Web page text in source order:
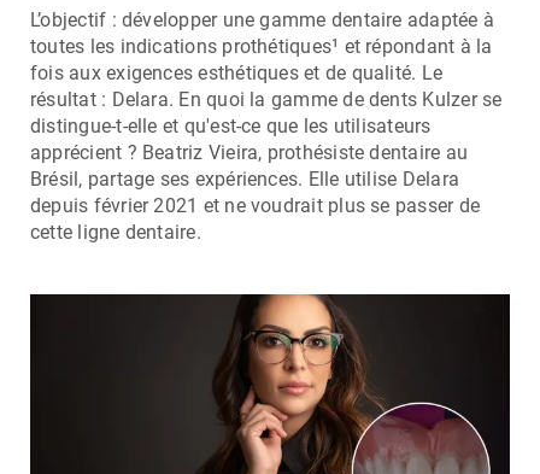
L’objectif : développer une gamme dentaire adaptée à
toutes les indications prothétiques¹ et répondant à la
fois aux exigences esthétiques et de qualité. Le
résultat : Delara. En quoi la gamme de dents Kulzer se
distingue-t-elle et qu'est-ce que les utilisateurs
apprécient ? Beatriz Vieira, prothésiste dentaire au
Brésil, partage ses expériences. Elle utilise Delara
depuis février 2021 et ne voudrait plus se passer de
cette ligne dentaire.